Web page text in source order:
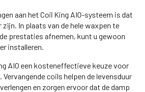
aan het Coil King AIO-systeem is dat
zijn. In plaats van de hele waxpen te
prestaties afnemen, kunt u gewoon
installeren.
AIO een kosteneffectieve keuze voor
Vervangende coils helpen de levensduur
en zorgen ervoor dat de damp